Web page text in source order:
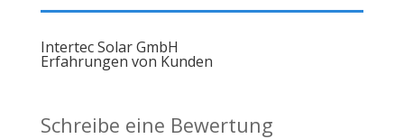
Intertec Solar GmbH
Erfahrungen von Kunden
Schreibe eine Bewertung